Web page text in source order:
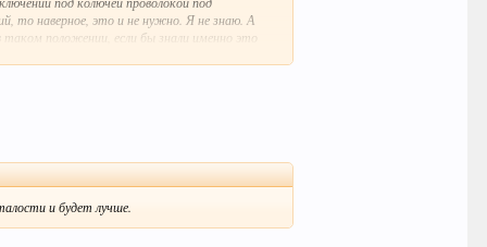
то наверное, это и не нужно. Я не знаю. А
положении, если бы знали именно это
МЭ не понимают что с ними происходит и не
и будет лучше.